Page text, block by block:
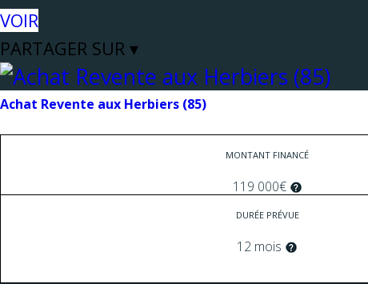
VOIR
PARTAGER SUR ▾
Achat Revente aux Herbiers (85)
MONTANT FINANCÉ
119 000€
DURÉE PRÉVUE
12 mois